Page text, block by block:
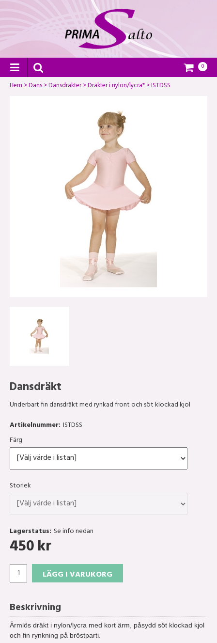
0
Hem >Dans>Dansdräkter>Dräkter i nylon/lycra*>ISTDSS
Dansdräkt
Underbart fin dansdräkt med rynkad front och söt klockad kjol
Artikelnummer: ISTDSS
Färg
Storlek
Lagerstatus: Se info nedan
450kr
LÄGG I VARUKORG
Beskrivning
Ärmlös dräkt i nylon/lycra med kort ärm, påsydd söt klockad kjol
och fin rynkning på bröstparti.